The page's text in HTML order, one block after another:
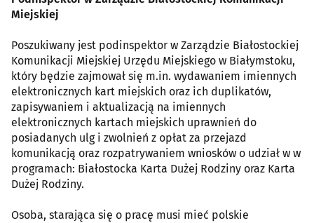
Miejskiej
Poszukiwany jest podinspektor w Zarządzie Białostockiej
Komunikacji Miejskiej Urzędu Miejskiego w Białymstoku,
który będzie zajmował się m.in. wydawaniem imiennych
elektronicznych kart miejskich oraz ich duplikatów,
zapisywaniem i aktualizacją na imiennych
elektronicznych kartach miejskich uprawnień do
posiadanych ulg i zwolnień z opłat za przejazd
komunikacją oraz rozpatrywaniem wniosków o udział w w
programach: Białostocka Karta Dużej Rodziny oraz Karta
Dużej Rodziny.
Osoba, starająca się o pracę musi mieć polskie